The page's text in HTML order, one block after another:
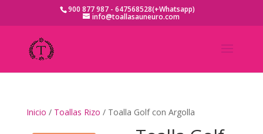
900 877 987 - 647568528(+Whatsapp)
info@toallasauneuro.com
Inicio / Toallas Rizo / Toalla Golf con Argolla